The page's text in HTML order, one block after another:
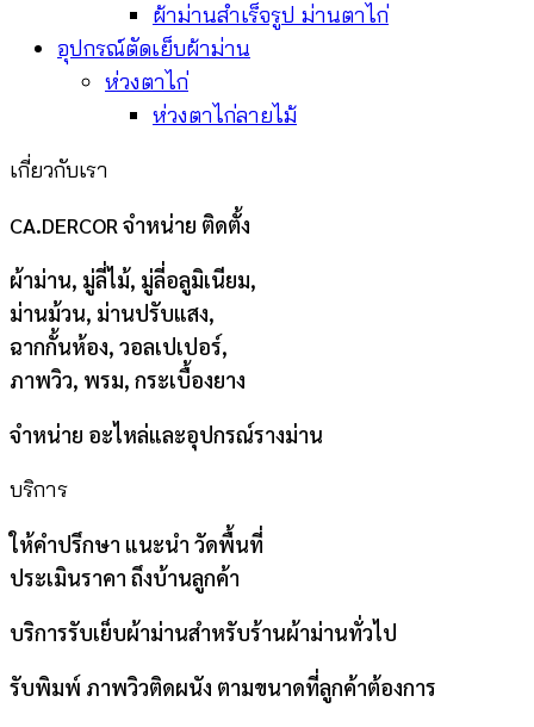
ผ้าม่านสำเร็จรูป ม่านตาไก่
อุปกรณ์ตัดเย็บผ้าม่าน
ห่วงตาไก่
ห่วงตาไก่ลายไม้
เกี่ยวกับเรา
CA.DERCOR จำหน่าย ติดตั้ง
ผ้าม่าน, มู่ลี่ไม้, มู่ลี่อลูมิเนียม,
ม่านม้วน, ม่านปรับแสง,
ฉากกั้นห้อง, วอลเปเปอร์,
ภาพวิว, พรม, กระเบื้องยาง
จำหน่าย อะไหล่และอุปกรณ์รางม่าน
บริการ
ให้คำปรึกษา แนะนำ วัดพื้นที่
ประเมินราคา ถึงบ้านลูกค้า
บริการรับเย็บผ้าม่านสำหรับร้านผ้าม่านทั่วไป
รับพิมพ์ ภาพวิวติดผนัง ตามขนาดที่ลูกค้าต้องการ